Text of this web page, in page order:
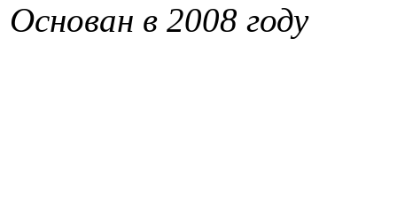
Основан в 2008 году